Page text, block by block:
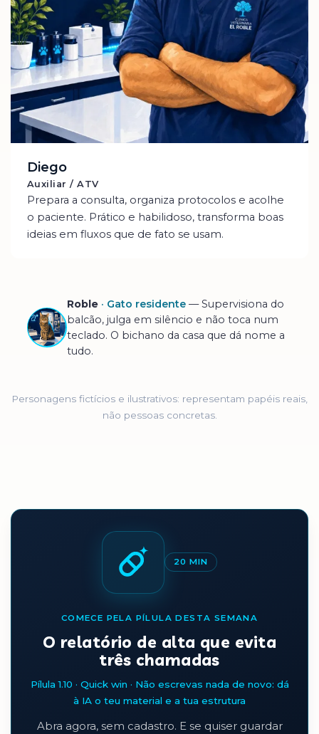
Diego
Auxiliar / ATV
Prepara a consulta, organiza protocolos e acolhe
o paciente. Prático e habilidoso, transforma boas
ideias em fluxos que de fato se usam.
Roble · Gato residente— Supervisiona do
balcão, julga em silêncio e não toca num
teclado. O bichano da casa que dá nome a
tudo.
Personagens fictícios e ilustrativos: representam papéis reais,
não pessoas concretas.
20 MIN
COMECE PELA PÍLULA DESTA SEMANA
O relatório de alta que evita
três chamadas
Pílula 1.10 · Quick win · Não escrevas nada de novo: dá
à IA o teu material e a tua estrutura
Abra agora, sem cadastro. E se quiser guardar